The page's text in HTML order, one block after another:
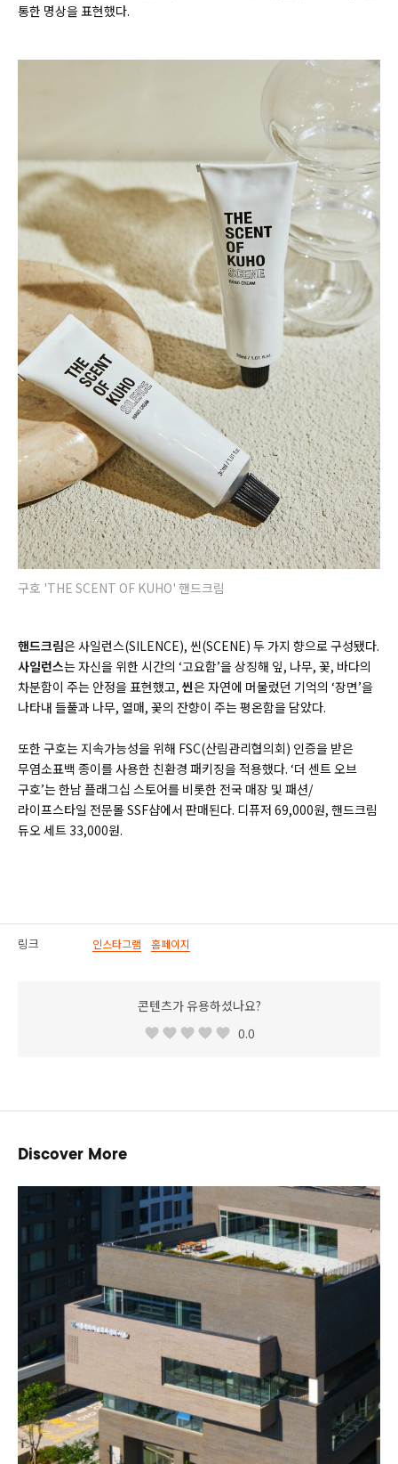
통한 명상을 표현했다.
구호 'THE SCENT OF KUHO' 핸드크림
핸드크림은 사일런스(SILENCE), 씬(SCENE) 두 가지 향으로 구성됐다.
사일런스는 자신을 위한 시간의 ‘고요함’을 상징해 잎, 나무, 꽃, 바다의
차분함이 주는 안정을 표현했고, 씬은 자연에 머물렀던 기억의 ‘장면’을
나타내 들풀과 나무, 열매, 꽃의 잔향이 주는 평온함을 담았다.
또한 구호는 지속가능성을 위해 FSC(산림관리협의회) 인증을 받은
무염소표백 종이를 사용한 친환경 패키징을 적용했다. ‘더 센트 오브
구호’는 한남 플래그십 스토어를 비롯한 전국 매장 및 패션/
라이프스타일 전문몰 SSF샵에서 판매된다. 디퓨저 69,000원, 핸드크림
듀오 세트 33,000원.
링크 인스타그램 홈페이지
콘텐츠가 유용하셨나요?
0.0
Discover More